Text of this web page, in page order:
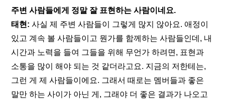
주변 사람들에게 정말 잘 표현하는 사람이네요.
태현: 사실 제 주변 사람들이 그렇게 많지 않아요. 애정이
있고 계속 볼 사람들이고 뭔가를 함께하는 사람들인데, 내
시간과 노력을 들여 그들을 위해 무언가 하려면, 표현과
소통을 많이 해야 되는 것 같더라고요. 지금의 저한테는,
그런 게 제 사람들이에요. 그래서 때로는 멤버들과 좋은
말만 하는 사이가 아닌 게, 그래야 더 좋은 결과가 나오고